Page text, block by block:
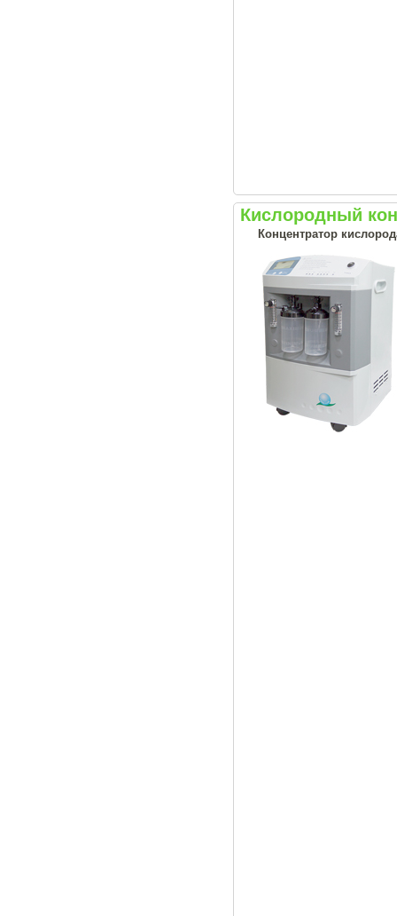
Кислородный
Концентратор